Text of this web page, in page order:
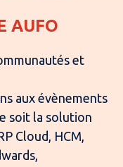
AUFO
et
aux évènements
soit la solution
Cloud, HCM,